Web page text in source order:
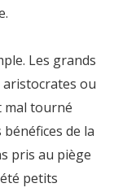
Les grands
ou
mal tourné
de la
pris au piège
petits